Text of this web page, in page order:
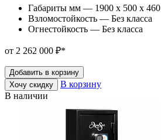
Габариты мм — 1900 x 500 x 460
Взломостойкость — Без класса
Огнестойкость — Без класса
от 2 262 000 ₽*
Добавить в корзину
Хочу скидку
В корзину
В наличии